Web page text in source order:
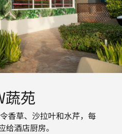
蔬苑
香草、沙拉叶和水芹，每
给酒店厨房。